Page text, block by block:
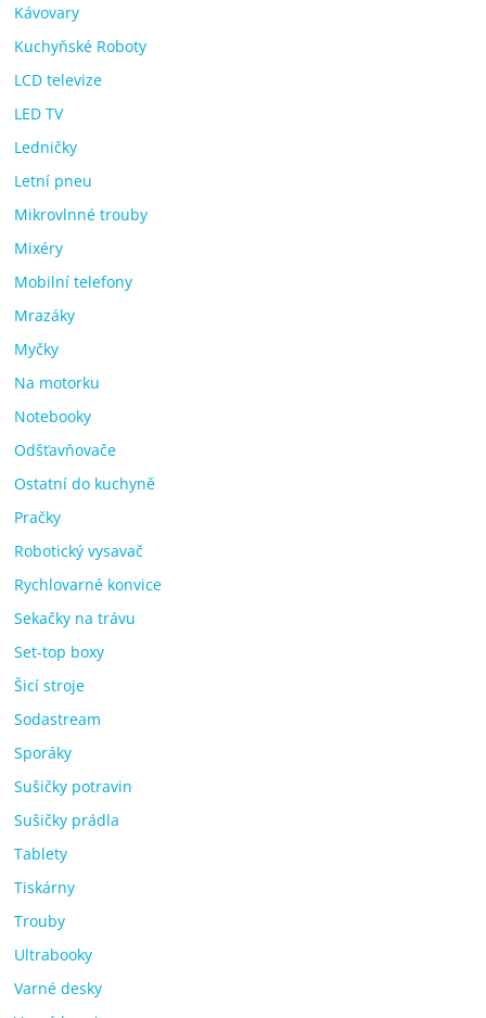
Kávovary
Kuchyňské Roboty
LCD televize
LED TV
Ledničky
Letní pneu
Mikrovlnné trouby
Mixéry
Mobilní telefony
Mrazáky
Myčky
Na motorku
Notebooky
Odšťavňovače
Ostatní do kuchyně
Pračky
Robotický vysavač
Rychlovarné konvice
Sekačky na trávu
Set-top boxy
Šicí stroje
Sodastream
Sporáky
Sušičky potravin
Sušičky prádla
Tablety
Tiskárny
Trouby
Ultrabooky
Varné desky